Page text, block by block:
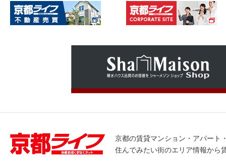
京都の賃貸マンション・アパート
住んでみたい街のエリア情報から